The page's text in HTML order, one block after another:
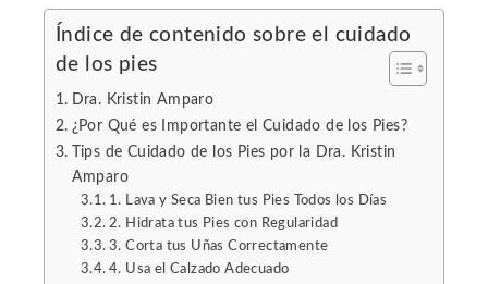
Índice de contenido sobre el cuidado
de los pies
Dra. Kristin Amparo
¿Por Qué es Importante el Cuidado de los Pies?
Tips de Cuidado de los Pies por la Dra. Kristin
Amparo
1. Lava y Seca Bien tus Pies Todos los Días
2. Hidrata tus Pies con Regularidad
3. Corta tus Uñas Correctamente
4. Usa el Calzado Adecuado